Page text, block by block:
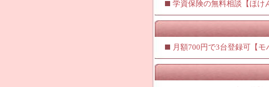
学資保険の無料相談【ほけ
月額700円で3台登録可【モ